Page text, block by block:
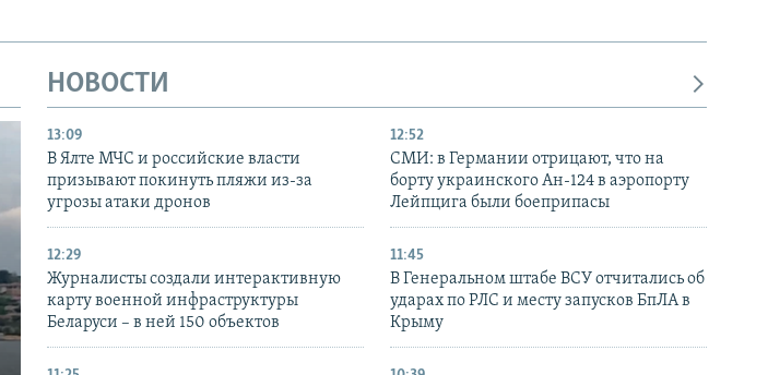
НОВОСТИ
13:09
В Ялте МЧС и российские власти
призывают покинуть пляжи из-за
угрозы атаки дронов
12:52
СМИ: в Германии отрицают, что на
борту украинского Ан-124 в аэропорту
Лейпцига были боеприпасы
12:29
Журналисты создали интерактивную
карту военной инфраструктуры
Беларуси – в ней 150 объектов
11:45
В Генеральном штабе ВСУ отчитались об
ударах по РЛС и месту запусков БпЛА в
Крыму